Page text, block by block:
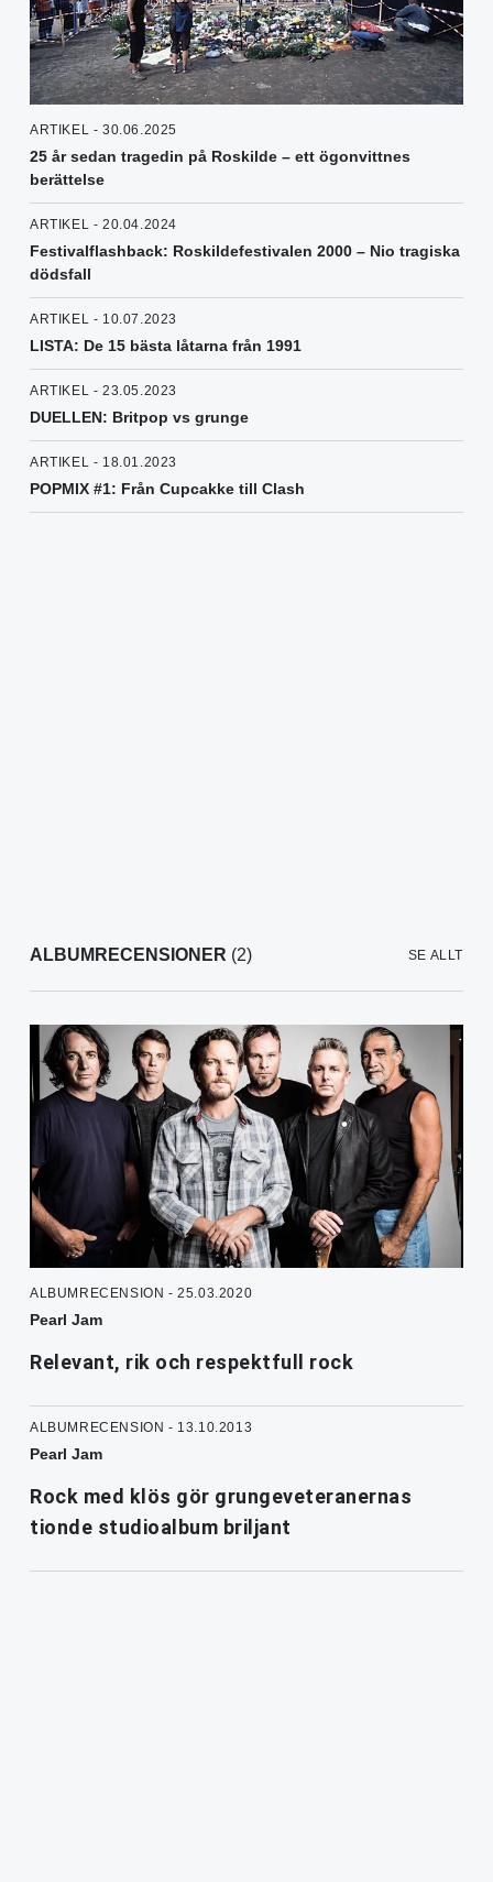
ARTIKEL - 30.06.2025
25 år sedan tragedin på Roskilde – ett ögonvittnes
berättelse
ARTIKEL - 20.04.2024
Festivalflashback: Roskildefestivalen 2000 – Nio tragiska
dödsfall
ARTIKEL - 10.07.2023
LISTA: De 15 bästa låtarna från 1991
ARTIKEL - 23.05.2023
DUELLEN: Britpop vs grunge
ARTIKEL - 18.01.2023
POPMIX #1: Från Cupcakke till Clash
ALBUMRECENSIONER (2) SE ALLT
ALBUMRECENSION - 25.03.2020
Pearl Jam
Relevant, rik och respektfull rock
ALBUMRECENSION - 13.10.2013
Pearl Jam
Rock med klös gör grungeveteranernas
tionde studioalbum briljant